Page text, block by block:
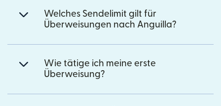
Welches Sendelimit gilt für
Überweisungen nach Anguilla?
Wie tätige ich meine erste
Überweisung?